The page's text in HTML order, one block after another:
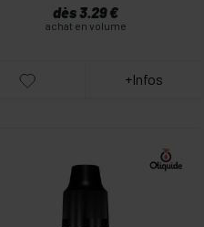
dès 3.29 €
achat en volume
+Infos